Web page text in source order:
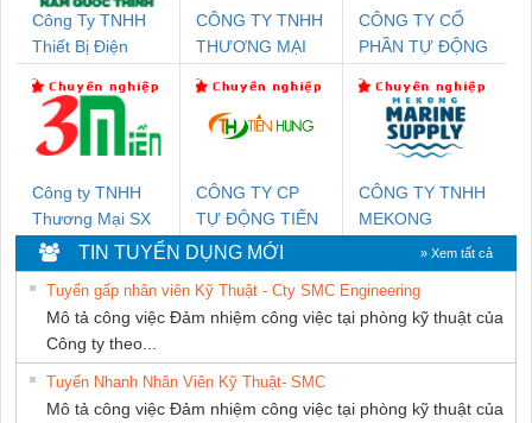
Công Ty TNHH
Thiết Bị Điện
CÔNG TY TNHH
THƯƠNG MẠI
THUẬT ĐIỆN CƠ
GIA HƯNG
CÔNG TY CỔ
PHẦN TỰ ĐỘNG
Công ty TNHH
Thương Mại SX
Ba Miền
CÔNG TY CP
TỰ ĐỘNG TIẾN
HƯNG
CÔNG TY TNHH
MEKONG
SUPPLY
TIN TUYỂN DỤNG MỚI » Xem tất cả
Tuyển gấp nhân viên Kỹ Thuật - Cty SMC Engineering
Mô tả công việc Đảm nhiệm công việc tại phòng kỹ thuật của
Công ty theo...
Tuyển Nhanh Nhân Viên Kỹ Thuật- SMC
Mô tả công việc Đảm nhiệm công việc tại phòng kỹ thuật của